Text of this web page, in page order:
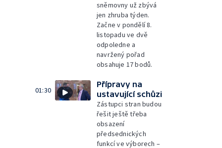
sněmovny už zbývá
jen zhruba týden.
Začne v pondělí 8.
listopadu ve dvě
odpoledne a
navržený pořad
obsahuje 17 bodů.
01:30
Přípravy na
ustavující schůzi
Zástupci stran budou
řešit ještě třeba
obsazení
předsednických
funkcí ve výborech –